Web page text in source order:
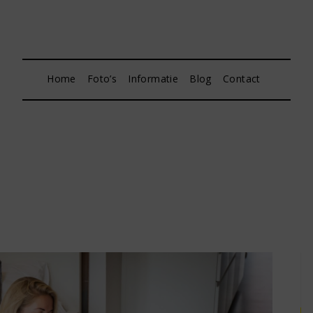
Home Foto’s Informatie Blog Contact